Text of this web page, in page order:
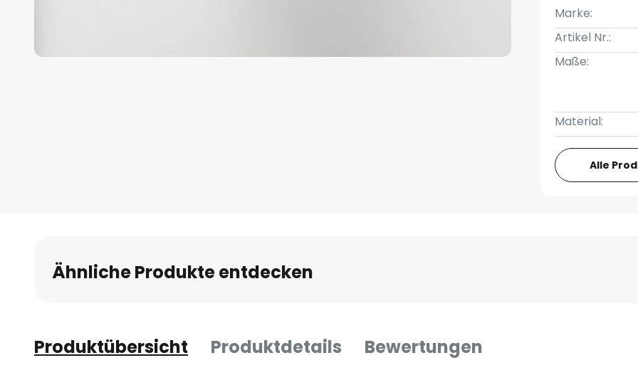
Marke:
Artikel Nr.:
Maße:
Material:
Alle
Ähnliche Produkte entdecken
Produktübersicht Produktdetails Bewertungen